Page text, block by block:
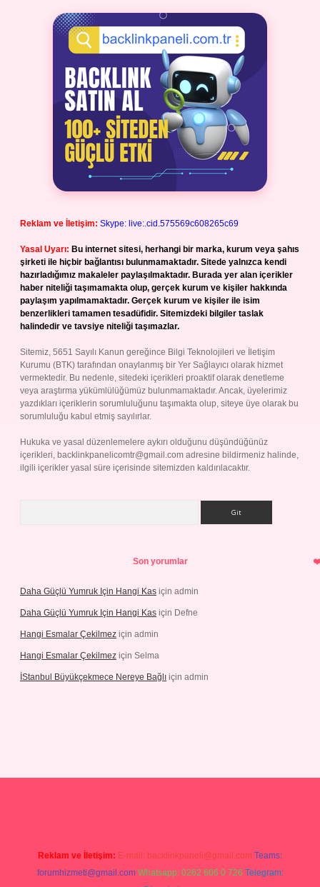
Reklam ve İletişim: Skype: live:.cid.575569c608265c69
Yasal Uyarı: Bu internet sitesi, herhangi bir marka, kurum veya şahıs
şirketi ile hiçbir bağlantısı bulunmamaktadır. Sitede yalnızca kendi
hazırladığımız makaleler paylaşılmaktadır. Burada yer alan içerikler
haber niteliği taşımamakta olup, gerçek kurum ve kişiler hakkında
paylaşım yapılmamaktadır. Gerçek kurum ve kişiler ile isim
benzerlikleri tamamen tesadüfidir. Sitemizdeki bilgiler taslak
halindedir ve tavsiye niteliği taşımazlar.
Sitemiz, 5651 Sayılı Kanun gereğince Bilgi Teknolojileri ve İletişim
Kurumu (BTK) tarafından onaylanmış bir Yer Sağlayıcı olarak hizmet
vermektedir. Bu nedenle, sitedeki içerikleri proaktif olarak denetleme
veya araştırma yükümlülüğümüz bulunmamaktadır. Ancak, üyelerimiz
yazdıkları içeriklerin sorumluluğunu taşımakta olup, siteye üye olarak bu
sorumluluğu kabul etmiş sayılırlar.
Hukuka ve yasal düzenlemelere aykırı olduğunu düşündüğünüz
içerikleri, backlinkpanelicomtr@gmail.com adresine bildirmeniz halinde,
ilgili içerikler yasal süre içerisinde sitemizden kaldırılacaktır.
Son yorumlar
Daha Güçlü Yumruk Için Hangi Kas için admin
Daha Güçlü Yumruk Için Hangi Kas için Defne
Hangi Esmalar Çekilmez için admin
Hangi Esmalar Çekilmez için Selma
İStanbul Büyükçekmece Nereye Bağlı için admin
Reklam ve İletişim: E-mail: backlinkpaneli@gmail.com Teams:
forumhizmeti@gmail.com Whatsapp: 0262 606 0 726 Telegram: